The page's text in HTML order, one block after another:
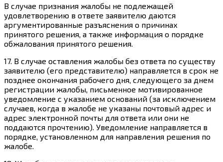
В случае признания жалобы не подлежащей
удовлетворению в ответе заявителю даются
аргументированные разъяснения о причинах
принятого решения, а также информация о порядке
обжалования принятого решения.
17. В случае оставления жалобы без ответа по существу
заявителю (его представителю) направляется в срок не
позднее окончания рабочего дня, следующего за днем
регистрации жалобы, письменное мотивированное
уведомление с указанием оснований (за исключением
случаев, когда в жалобе не указаны почтовый адрес и
адрес электронной почты для ответа или они не
поддаются прочтению). Уведомление направляется в
порядке, установленном для направления решения по
жалобе.